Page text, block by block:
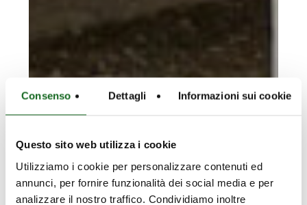
Consenso Dettagli Informazioni sui cookie
Questo sito web utilizza i cookie
Utilizziamo i cookie per personalizzare contenuti ed
annunci, per fornire funzionalità dei social media e per
analizzare il nostro traffico. Condividiamo inoltre